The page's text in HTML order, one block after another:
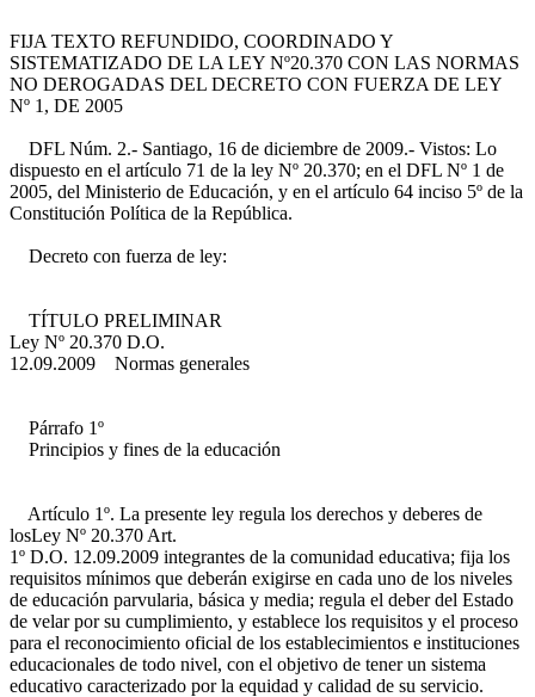
FIJA TEXTO REFUNDIDO, COORDINADO Y
SISTEMATIZADO DE LA LEY Nº20.370 CON LAS NORMAS
NO DEROGADAS DEL DECRETO CON FUERZA DE LEY
Nº 1, DE 2005
DFL Núm. 2.- Santiago, 16 de diciembre de 2009.- Vistos: Lo
dispuesto en el artículo 71 de la ley Nº 20.370; en el DFL Nº 1 de
2005, del Ministerio de Educación, y en el artículo 64 inciso 5º de la
Constitución Política de la República.
Decreto con fuerza de ley:
TÍTULO PRELIMINAR
Ley Nº 20.370 D.O.
12.09.2009 Normas generales
Párrafo 1º
Principios y fines de la educación
Artículo 1º. La presente ley regula los derechos y deberes de
losLey Nº 20.370 Art.
1º D.O. 12.09.2009 integrantes de la comunidad educativa; fija los
requisitos mínimos que deberán exigirse en cada uno de los niveles
de educación parvularia, básica y media; regula el deber del Estado
de velar por su cumplimiento, y establece los requisitos y el proceso
para el reconocimiento oficial de los establecimientos e instituciones
educacionales de todo nivel, con el objetivo de tener un sistema
educativo caracterizado por la equidad y calidad de su servicio.